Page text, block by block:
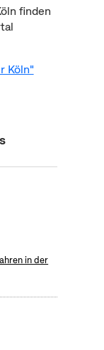
finden
Köln"
in der